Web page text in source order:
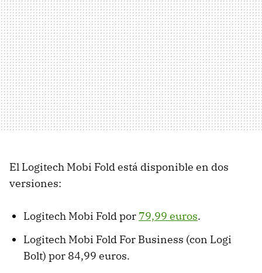
El Logitech Mobi Fold está disponible en dos
versiones:
Logitech Mobi Fold por 79,99 euros.
Logitech Mobi Fold For Business (con Logi
Bolt) por 84,99 euros.